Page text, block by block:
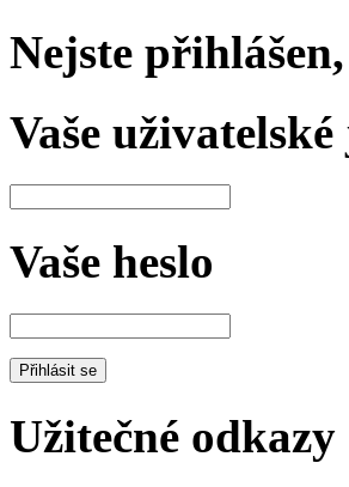
Nejste
Vaše uživatelské
Vaše heslo
Užitečné odkazy